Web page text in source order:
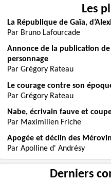
Les
La République de Gaïa,
Par Bruno Lafourcade
Annonce de la publication de
personnage
Par Grégory Rateau
Le courage contre son
Par Grégory Rateau
Nabe, écrivain fauve et
Par Maximilien Friche
Apogée et déclin des
Par Apolline d' Andrésy
Derniers